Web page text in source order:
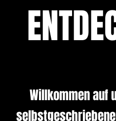
Willkommen auf